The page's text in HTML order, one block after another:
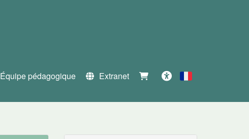
Équipe pédagogique
Extranet
Français